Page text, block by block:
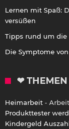
Lernen mit Spaß:
versüßen
Tipps rund um die
Die Symptome
❤ THEMEN
Heimarbeit -
Produkttester
Kindergeld